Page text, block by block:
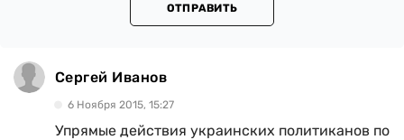
ОТПРАВИТЬ
Сергей Иванов
6 Ноября 2015, 15:27
Упрямые действия украинских политиканов по